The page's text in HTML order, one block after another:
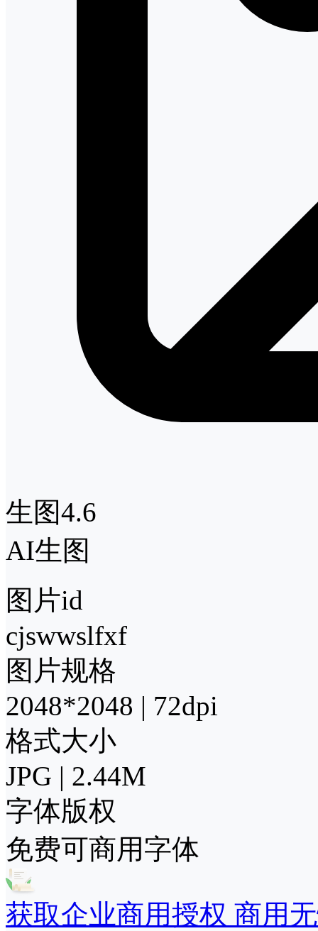
生图4.6
AI生图
图片id
cjswwslfxf
图片规格
2048*2048 | 72dpi
格式大小
JPG | 2.44M
字体版权
免费可商用字体
获取企业商用授权 商用